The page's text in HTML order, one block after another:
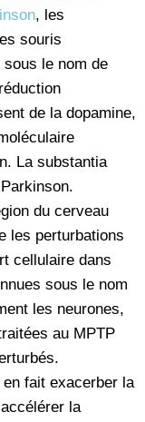
, les
souris
le nom de
de la dopamine,
La substantia
du cerveau
les perturbations
cellulaire dans
sous le nom
les neurones,
au MPTP
en fait exacerber la
la